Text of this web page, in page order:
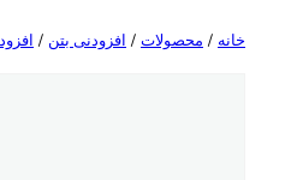
خانه / محصولات / افزودنی بتن /